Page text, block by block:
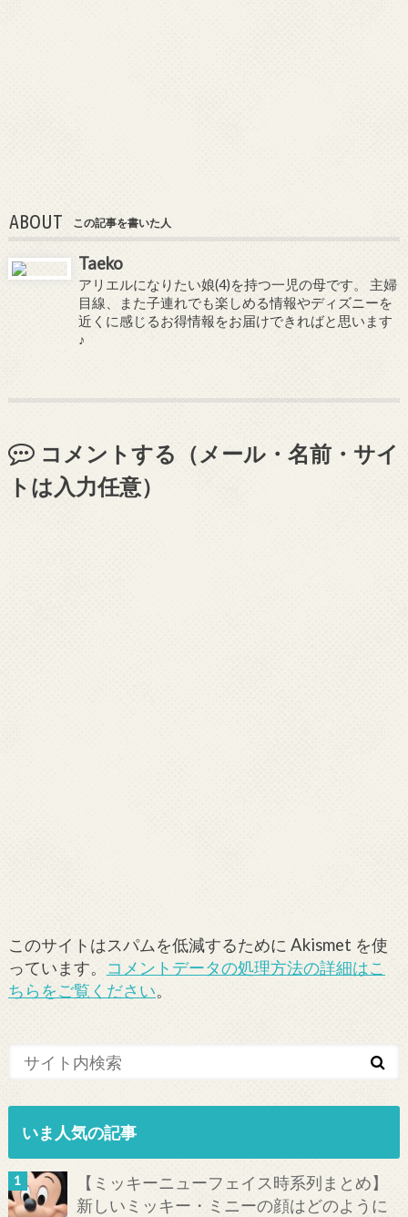
ABOUT この記事を書いた人
Taeko
アリエルになりたい娘(4)を持つ一児の母です。 主婦
目線、また子連れでも楽しめる情報やディズニーを
近くに感じるお得情報をお届けできればと思います
♪
コメントする（メール・名前・サイ
トは入力任意）
このサイトはスパムを低減するために Akismet を使
っています。 コメントデータの処理方法の詳細はこ
ちらをご覧ください。
いま人気の記事
【ミッキーニューフェイス時系列まとめ】
新しいミッキー・ミニーの顔はどのように